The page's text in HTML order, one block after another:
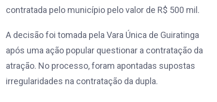
contratada pelo município pelo valor de R$ 500 mil.
A decisão foi tomada pela Vara Única de Guiratinga
após uma ação popular questionar a contratação da
atração. No processo, foram apontadas supostas
irregularidades na contratação da dupla.